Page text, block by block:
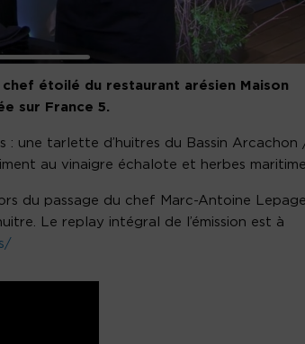
étoilé du restaurant arésien Maison
sur France 5.
: une tarlette d’huitres du Bassin Arcachon
au vinaigre échalote et herbes
du passage du chef Marc-Antoine
Le replay intégral de l’émission est à